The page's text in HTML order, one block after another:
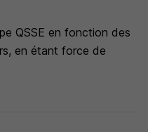
QSSE en fonction des
en étant force de